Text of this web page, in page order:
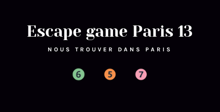
Escape game Paris 13
NOUS TROUVER DANS PARIS